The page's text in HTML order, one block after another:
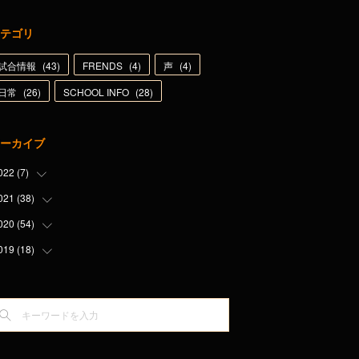
ゴリ
合情報 (43) FRENDS (4) 声 (4)
日常 (26) SCHOOL INFO (28)
カイブ
(7)
(1
(1
(3
(1)
(38)
(1
(6
(5)
(
(54)
(5
(7)
(
(18)
(8)
(